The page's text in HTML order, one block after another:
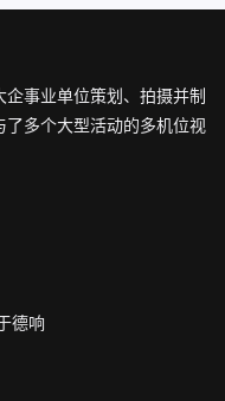
企事业单位策划、拍摄并制
多个大型活动的多机位视
德响